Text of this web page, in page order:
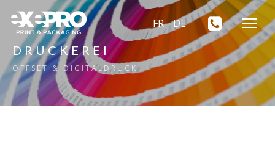
FR DE
DRUCKEREI
OFFSET & DIGITALDRUCK